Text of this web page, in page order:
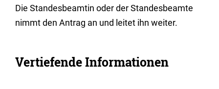
Die Standesbeamtin oder der Standesbeamte
nimmt den Antrag an und leitet ihn weiter.
Vertiefende Informationen